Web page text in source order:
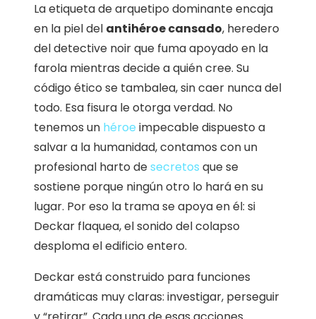
La etiqueta de arquetipo dominante encaja
en la piel del antihéroe cansado, heredero
del detective noir que fuma apoyado en la
farola mientras decide a quién cree. Su
código ético se tambalea, sin caer nunca del
todo. Esa fisura le otorga verdad. No
tenemos un héroe impecable dispuesto a
salvar a la humanidad, contamos con un
profesional harto desecretos que se
sostiene porque ningún otro lo hará en su
lugar. Por eso la trama se apoya en él: si
Deckar flaquea, el sonido del colapso
desploma el edificio entero.
Deckar está construido para funciones
dramáticas muy claras: investigar, perseguir